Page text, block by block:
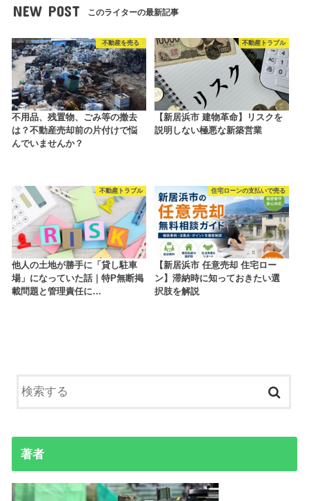
NEW POST このライターの最新記事
不動産を売る
不用品、残置物、ごみ等の撤去
は？不動産売却前の片付けで悩
んでいませんか？
不動産トラブル
【新居浜市 建物革命】リスクを
説明しない極悪な新築営業
不動産トラブル
他人の土地が勝手に「貸し駐車
場」になっていた話｜特P無断掲
載問題と管理責任に…
住宅ローンの支払いで売る
【新居浜市 任意売却 住宅ロー
ン】滞納時に知っておきたい選
択肢を解説
著者